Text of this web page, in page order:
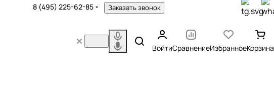
8 (495) 225-62-85 Заказать звонок
ВойтиСравнениеИзбранноеКорзина